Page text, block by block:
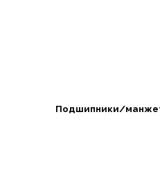
Подшипники/